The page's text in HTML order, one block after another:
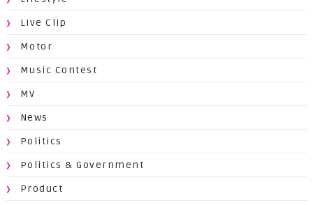
Live Clip
Motor
Music Contest
MV
News
Politics
Politics & Government
Product